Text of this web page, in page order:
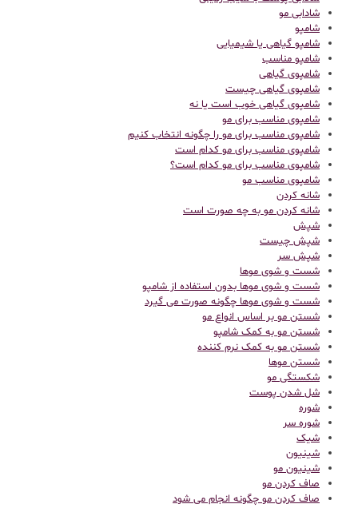
شادابی مو
شامپو
شامپو گیاهی یا شیمیایی
شامپو مناسب
شامپوی گیاهی
شامپوی گیاهی چیست
شامپوی گیاهی خوب است یا نه
شامپوی مناسب برای مو
شامپوی مناسب برای مو را چگونه انتخاب کنیم
شامپوی مناسب برای مو کدام است
شامپوی مناسب برای مو کدام است؟
شامپوی مناسب مو
شانه کردن
شانه کردن مو به چه صورت است
شپش
شپش چیست
شپش سر
شست و شوی موها
شست و شوی موها بدون استفاده از شامپو
شست و شوی موها چگونه صورت می گیرد
شستن مو بر اساس انواع مو
شستن مو به کمک شامپو
شستن مو به کمک نرم کننده
شستن موها
شکستگی مو
شل شدن پوست
شوره
شوره سر
شیک
شینیون
شینیون مو
صاف کردن مو
صاف کردن مو چگونه انجام می شود